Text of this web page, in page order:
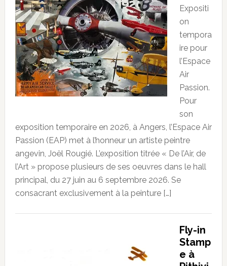
Expositi
on
tempora
ire pour
l’Espace
Air
Passion.
Pour
son
exposition temporaire en 2026, à Angers, l’Espace Air
Passion (EAP) met à l’honneur un artiste peintre
angevin, Joël Rougié. L’exposition titrée « De l’Air, de
l’Art » propose plusieurs de ses oeuvres dans le hall
principal, du 27 juin au 6 septembre 2026. Se
consacrant exclusivement à la peinture […]
Fly-in
Stamp
e à